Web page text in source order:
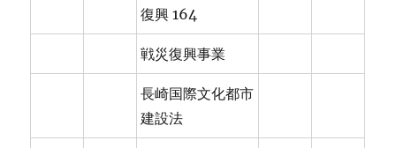
復興 164
戦災復興事業
長崎国際文化都市
建設法